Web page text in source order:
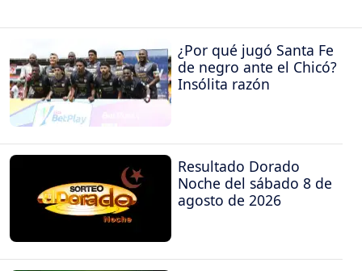
¿Por qué jugó Santa Fe
de negro ante el Chicó?
Insólita razón
Resultado Dorado
Noche del sábado 8 de
agosto de 2026